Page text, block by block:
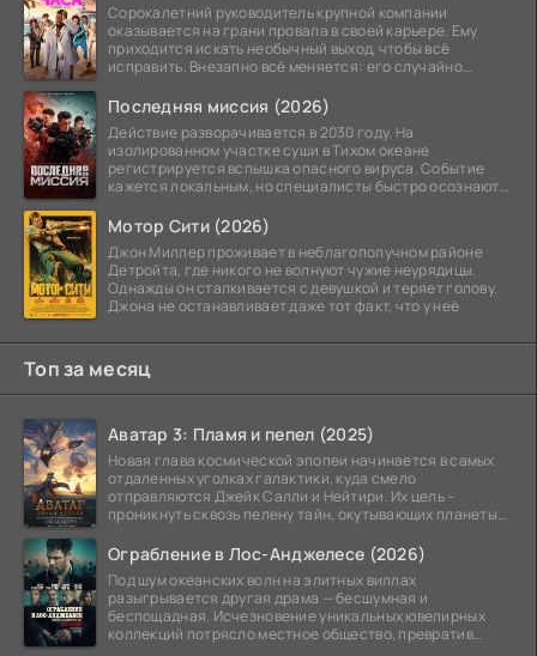
Сорокалетний руководитель крупной компании
оказывается на грани провала в своей карьере. Ему
приходится искать необычный выход, чтобы всё
исправить. Внезапно всё меняется: его случайно
Последняя миссия (2026)
Действие разворачивается в 2030 году. На
изолированном участке суши в Тихом океане
регистрируется вспышка опасного вируса. Событие
кажется локальным, но специалисты быстро осознают:
Мотор Сити (2026)
Джон Миллер проживает в неблагополучном районе
Детройта, где никого не волнуют чужие неурядицы.
Однажды он сталкивается с девушкой и теряет голову.
Джона не останавливает даже тот факт, что у неё
Топ за месяц
Аватар 3: Пламя и пепел (2025)
Новая глава космической эпопеи начинается в самых
отдаленных уголках галактики, куда смело
отправляются Джейк Салли и Нейтири. Их цель –
проникнуть сквозь пелену тайн, окутывающих планеты
Ограбление в Лос-Анджелесе (2026)
Под шум океанских волн на элитных виллах
разыгрывается другая драма — бесшумная и
беспощадная. Исчезновение уникальных ювелирных
коллекций потрясло местное общество, превратив